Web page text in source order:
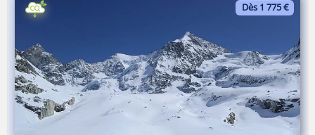
Dès 1 775 €